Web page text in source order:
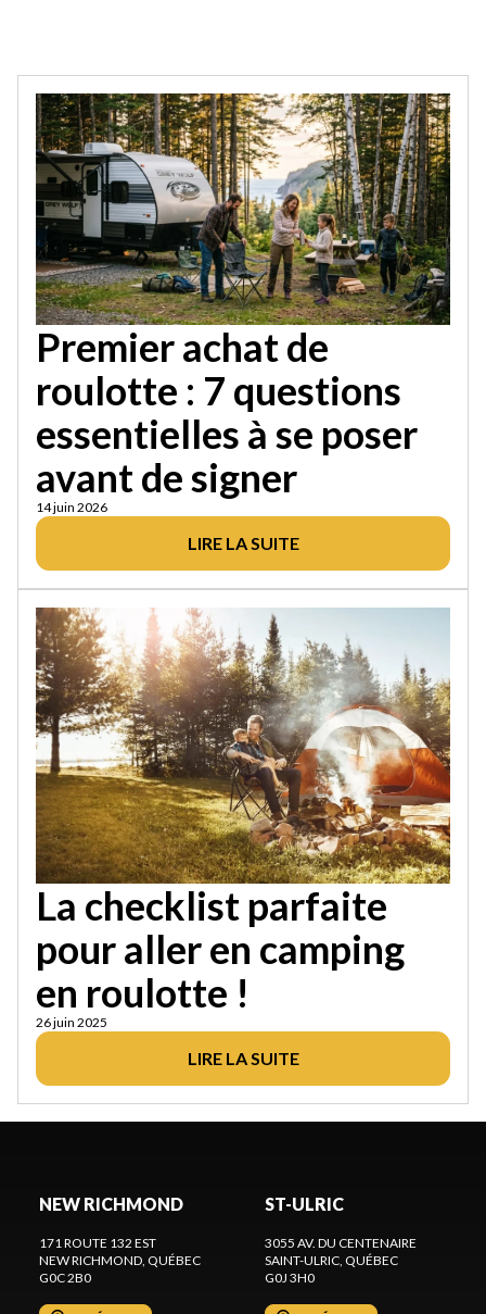
Premier achat de
roulotte : 7 questions
essentielles à se poser
avant de signer
14 juin 2026
LIRE LA SUITE
La checklist parfaite
pour aller en camping
en roulotte !
26 juin 2025
LIRE LA SUITE
NEW RICHMOND
171 ROUTE 132 EST
NEW RICHMOND, QUÉBEC
G0C 2B0
ST-ULRIC
3055 AV. DU CENTENAIRE
SAINT-ULRIC, QUÉBEC
G0J 3H0